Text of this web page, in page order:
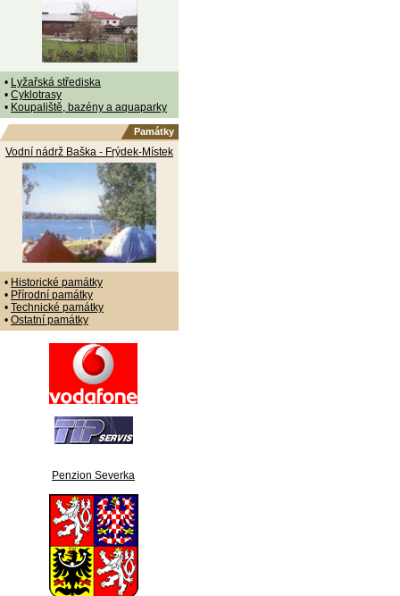
• Lyžařská střediska
• Cyklotrasy
• Koupaliště, bazény a aquaparky
Památky
Vodní nádrž Baška - Frýdek-Místek
• Historické památky
• Přírodní památky
• Technické památky
• Ostatní památky
Penzion Severka